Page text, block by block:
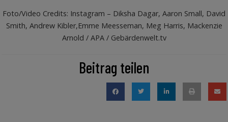
Foto/Video Credits: Instagram – Diksha Dagar, Aaron Small, David
Smith, Andrew Kibler,Emme Meesseman, Meg Harris, Mackenzie
Arnold / APA / Gebärdenwelt.tv
Beitrag teilen